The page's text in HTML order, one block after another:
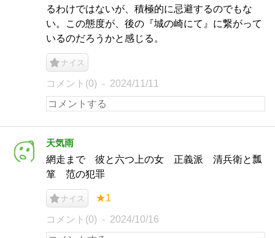
るわけではないが、積極的に忌避するのでもな
い。この態度が、後の『城の崎にて』に繋がって
いるのだろうかと感じる。
ナイス
コメント(0) 2024/11/11
天気雨
網走まで 彼と六つ上の女 正義派 清兵衛と瓢
箪 范の犯罪
ナイス ★1
コメント(0) 2024/10/16